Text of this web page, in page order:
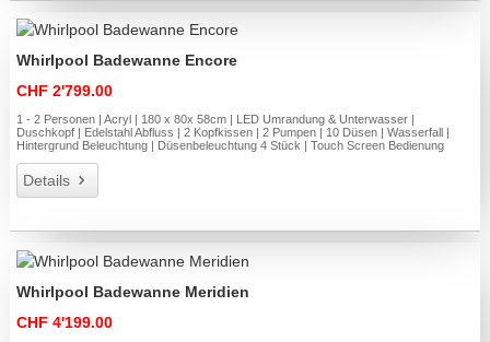
Whirlpool Badewanne Encore
CHF 2'799.00
1 - 2 Personen | Acryl | 180 x 80x 58cm | LED Umrandung & Unterwasser |
Duschkopf | Edelstahl Abfluss | 2 Kopfkissen | 2 Pumpen | 10 Düsen | Wasserfall |
Hintergrund Beleuchtung | Düsenbeleuchtung 4 Stück | Touch Screen Bedienung
Details
Whirlpool Badewanne Meridien
CHF 4'199.00